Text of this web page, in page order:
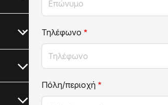
Τηλέφωνο
Πόλη/περιοχή